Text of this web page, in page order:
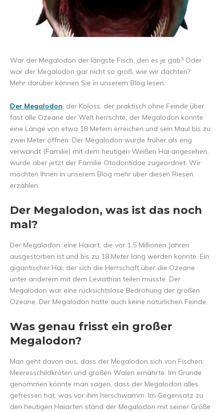
War der Megalodon der längste Fisch, den es je gab? Oder
war der Megalodon gar nicht so groß, wie wir dachten?
Mehr darüber können Sie in unserem Blog lesen.
Der Megalodon, der Koloss, der praktisch ohne Feinde über
fast alle Ozeane der Welt herrschte; der Megalodon konnte
eine Länge von etwa 18 Metern erreichen und sein Maul bis zu
zwei Meter öffnen. Der Megalodon wurde früher als eng
verwandt (Familie) mit dem heutigen Weißen Hai angesehen,
wurde aber jetzt der Familie Otodontidae zugeordnet. Wir
möchten Ihnen in unserem Blog mehr über diesen Riesen
erzählen.
Der Megalodon, was ist das noch
mal?
Der Megalodon: eine Haiart, die vor 1,5 Millionen Jahren
ausgestorben ist und bis zu 18 Meter lang werden konnte. Ein
gigantischer Hai, der sich die Herrschaft über die Ozeane
unter anderem mit dem Leviathan teilen musste. Der
Megalodon war eine rücksichtslose Bedrohung der großen
Ozeane. Der Megalodon hatte auch keine natürlichen Feinde.
Was genau frisst ein großer
Megalodon?
Man geht davon aus, dass der Megalodon sich von Fischen,
Meeresschildkröten und großen Walen ernährte. Im Grunde
genommen könnte man sagen, dass der Megalodon alles
gefressen hat, was vor ihm herschwamm. Im Gegensatz zu
den heutigen Haiarten stand der Megalodon mit seiner Größe